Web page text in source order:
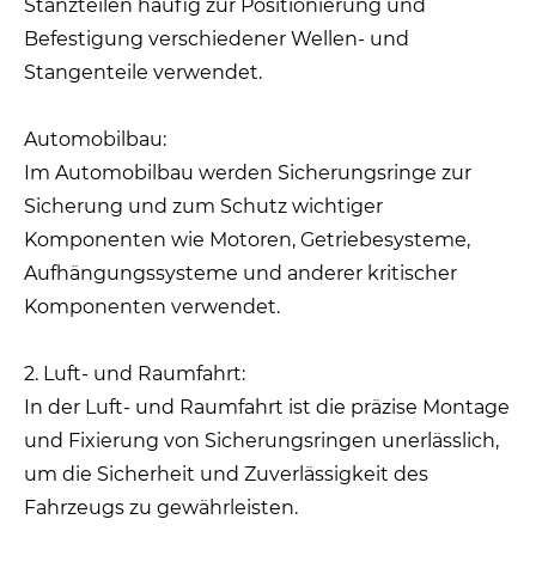
Stanzteilen häufig zur Positionierung und
Befestigung verschiedener Wellen- und
Stangenteile verwendet.
Automobilbau:
Im Automobilbau werden Sicherungsringe zur
Sicherung und zum Schutz wichtiger
Komponenten wie Motoren, Getriebesysteme,
Aufhängungssysteme und anderer kritischer
Komponenten verwendet.
2. Luft- und Raumfahrt:
In der Luft- und Raumfahrt ist die präzise Montage
und Fixierung von Sicherungsringen unerlässlich,
um die Sicherheit und Zuverlässigkeit des
Fahrzeugs zu gewährleisten.